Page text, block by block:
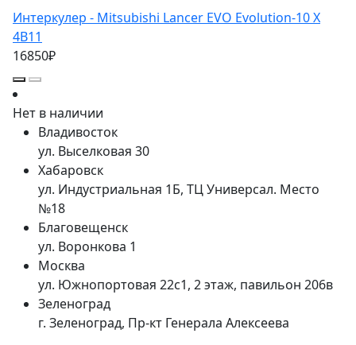
Интеркулер - Mitsubishi Lancer EVO Evolution-10 X
4B11
16850₽
Нет в наличии
Владивосток
ул. Выселковая 30
Хабаровск
ул. Индустриальная 1Б, ТЦ Универсал. Место
№18
Благовещенск
ул. Воронкова 1
Москва
ул. Южнопортовая 22с1, 2 этаж, павильон 206в
Зеленоград
г. Зеленоград, Пр-кт Генерала Алексеева